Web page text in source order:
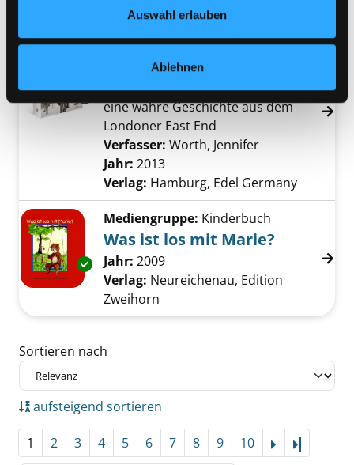
Auswahl erlauben
Ablehnen
Exemplar-Details von Call the Midwife - Ruf
Mediengruppe:Sachbuch
Call the Midwife - Ruf des
Lebens
eine wahre Geschichte aus dem
Londoner East End
Verfasser: Worth, Jennifer
Jahr: 2013
Verlag: Hamburg, Edel Germany
Exemplar-Details von Was ist los mit Marie?
Mediengruppe: Kinderbuch
Was ist los mit Marie?
Suche nach diesem Verfasser
Jahr: 2009
Verlag: Neureichenau, Edition
Zweihorn
Zu den Suchfiltern springen
Sortieren nach
aufsteigend sortieren
1 2 3 4 5 6 7 8 9 10